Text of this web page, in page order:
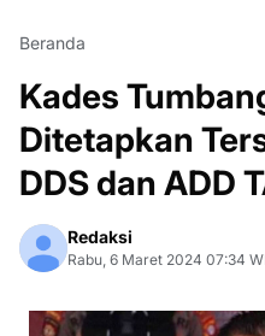
Beranda
Kades
Ditetapkan
DDS dan ADD
Redaksi
Rabu, 6 Maret 2024 07:34